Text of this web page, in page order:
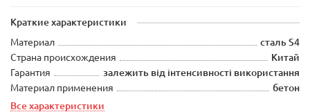
Краткие характеристики
Материал
сталь S4
Страна происхождения
Китай
Гарантия
залежить від інтенсивності використання
Материал применения
бетон
Все характеристики